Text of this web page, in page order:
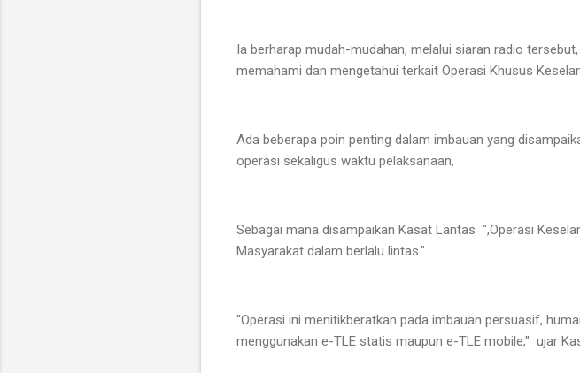
Ia berharap mudah-mudahan, melalui siaran radio
memahami dan mengetahui terkait Operasi Khusus
Ada beberapa poin penting dalam imbauan yang
operasi sekaligus waktu pelaksanaan,
Sebagai mana disampaikan Kasat Lantas ",Operasi
Masyarakat dalam berlalu lintas."
"Operasi ini menitikberatkan pada imbauan persuasif,
menggunakan e-TLE statis maupun e-TLE mobile," ujar